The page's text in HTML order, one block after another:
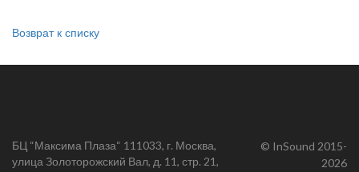
Возврат к списку
БЦ “Максима Плаза“ 111033, г. Москва,
улица Золоторожский Вал, д. 11, стр. 21,
© InSound 2015-
2026